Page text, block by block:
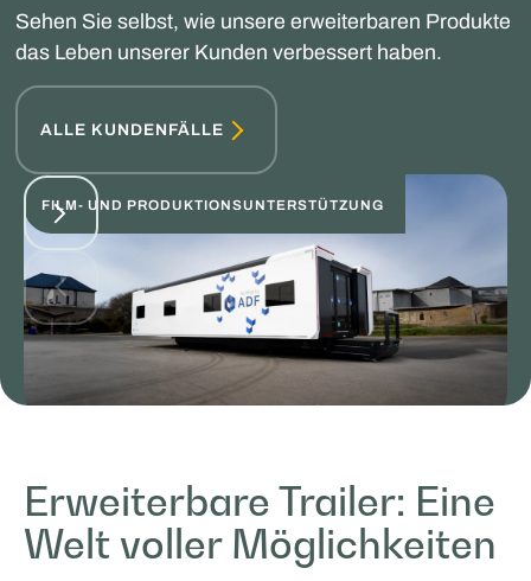
Sehen Sie selbst, wie unsere erweiterbaren Produkte
das Leben unserer Kunden verbessert haben.
ALLE KUNDENFÄLLE
FILM- UND PRODUKTIONSUNTERSTÜTZUNG
MOBILES ARBEITEN UND LERNEN
Erweiterbare Trailer: Eine
Welt voller Möglichkeiten